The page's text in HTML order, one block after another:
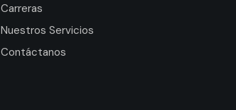
Carreras
Nuestros Servicios
Contáctanos